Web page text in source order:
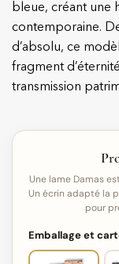
bleue, créant une
contemporaine.
d’absolu, ce
fragment
transmission
Une lame Damas
Un écrin adapté la
pour
Emballage et